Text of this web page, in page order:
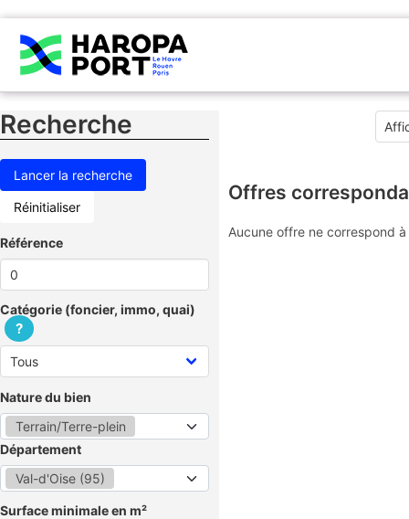
Recherche
Réinitialiser
Référence
Catégorie (foncier, immo, quai)
?
Nature du bien
Terrain/Terre-plein
Département
Val-d'Oise (95)
Surface minimale en m²
Offres
Aucune offre ne correspond